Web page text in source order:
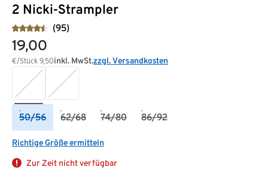
2 Nicki-Strampler
(95)
19,00
€/Stück 9,50inkl. MwSt.zzgl. Versandkosten
50/56 62/68 74/80 86/92
Richtige Größe ermitteln
Zur Zeit nicht verfügbar